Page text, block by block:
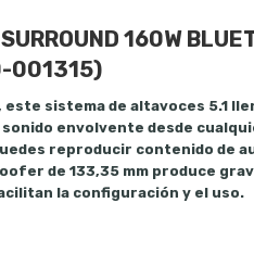
160W
001315)
sistema de altavoces 5.1
envolvente desde
reproducir contenido de
de 133,35 mm produce
la configuración y el uso.